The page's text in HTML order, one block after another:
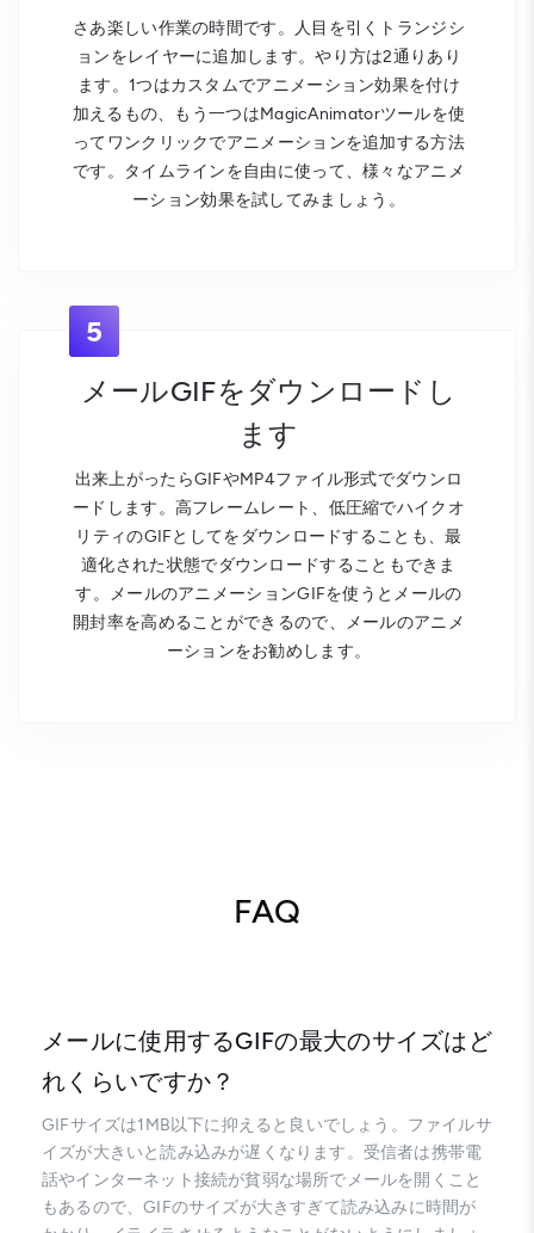
さあ楽しい作業の時間です。人目を引くトランジシ
ョンをレイヤーに追加します。やり方は2通りあり
ます。1つはカスタムでアニメーション効果を付け
加えるもの、もう一つはMagicAnimatorツールを使
ってワンクリックでアニメーションを追加する方法
です。タイムラインを自由に使って、様々なアニメ
ーション効果を試してみましょう。
5
メールGIFをダウンロードし
ます
出来上がったらGIFやMP4ファイル形式でダウンロ
ードします。高フレームレート、低圧縮でハイクオ
リティのGIFとしてをダウンロードすることも、最
適化された状態でダウンロードすることもできま
す。メールのアニメーションGIFを使うとメールの
開封率を高めることができるので、メールのアニメ
ーションをお勧めします。
FAQ
メールに使用するGIFの最大のサイズはど
れくらいですか？
GIFサイズは1MB以下に抑えると良いでしょう。ファイルサ
イズが大きいと読み込みが遅くなります。受信者は携帯電
話やインターネット接続が貧弱な場所でメールを開くこと
もあるので、GIFのサイズが大きすぎて読み込みに時間が